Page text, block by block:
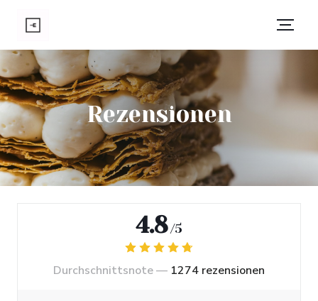
Rezensionen
4.8 /5
Durchschnittsnote — 1274 rezensionen